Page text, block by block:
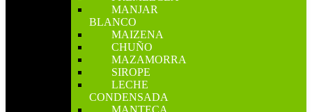
MANJAR
BLANCO
MAIZENA
CHUÑO
MAZAMORRA
SIROPE
LECHE
CONDENSADA
MANTECA